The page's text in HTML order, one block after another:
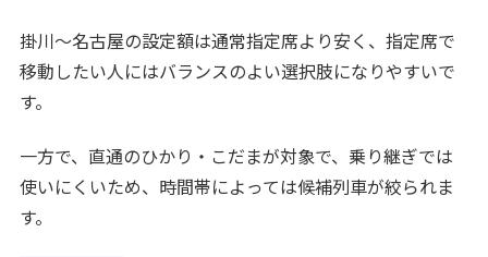
掛川〜名古屋の設定額は通常指定席より安く、指定席で
移動したい人にはバランスのよい選択肢になりやすいで
す。
一方で、直通のひかり・こだまが対象で、乗り継ぎでは
使いにくいため、時間帯によっては候補列車が絞られま
す。